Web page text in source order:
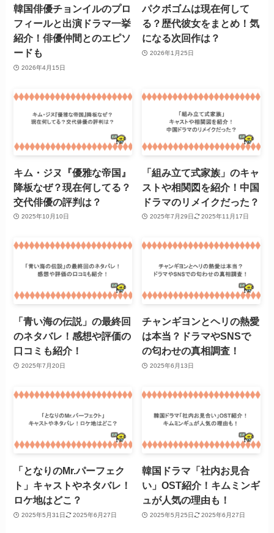
韓国俳優チョンイルのプロ
フィールと出演ドラマ一挙
紹介！俳優仲間とのエピソ
ードも
2026年4月15日
パクボゴムは現在何して
る？歴代彼女をまとめ！気
になる次回作は？
2026年1月25日
キム・ジヌ『優雅な帝国』
降板なぜ？現在何してる？
交代俳優の評判は？
2025年10月10日
「組み立て式家族」のキャ
ストや相関図を紹介！中国
ドラマのリメイクだった？
2025年7月29日 2025年11月17日
「青い海の伝説」の最終回
のネタバレ！感想や評価の
口コミも紹介！
2025年7月20日
チャンギヨンとヘリの熱愛
は本当？ドラマやSNSで
の匂わせの真相調査！
2025年6月13日
「となりのMr.パーフェク
ト」キャストやネタバレ！
ロケ地はどこ？
2025年5月31日 2025年6月27日
韓国ドラマ「社内お見合
い」OST紹介！キムミンギ
ュが人気の理由も！
2025年5月25日 2025年6月27日